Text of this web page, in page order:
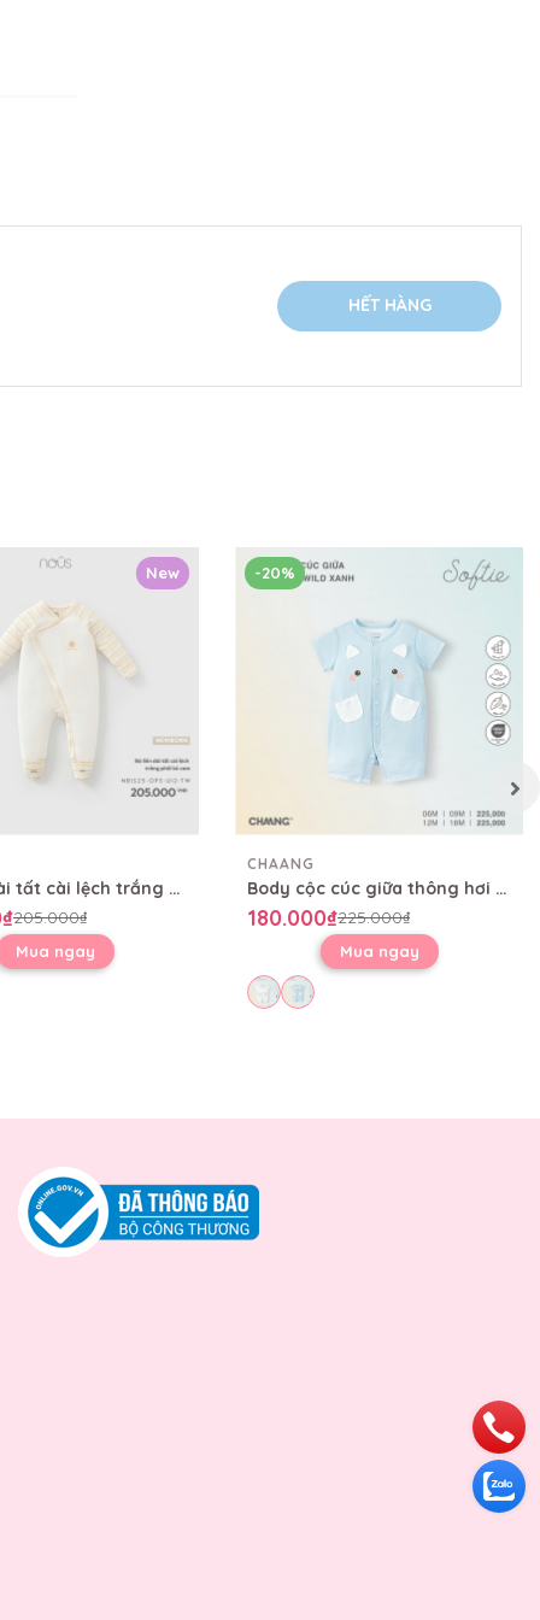
HẾT HÀNG
New
Bộ liền dài tất cài lệch trắng phối kẻ cam
205.000₫
Mua ngay
-20%
CHAANG
Body cộc cúc giữa thông hơi Wild
180.000₫225.000₫
Mua ngay